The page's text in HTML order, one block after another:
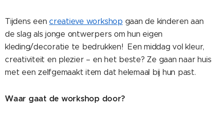
Tijdens eencreatieve workshop gaan de kinderen aan
de slag als jonge ontwerpers om hun eigen
kleding/decoratie te bedrukken! Een middag vol kleur,
creativiteit en plezier – en het beste? Ze gaan naar huis
met een zelfgemaakt item dat helemaal bij hun past.
Waar gaat de workshop door?